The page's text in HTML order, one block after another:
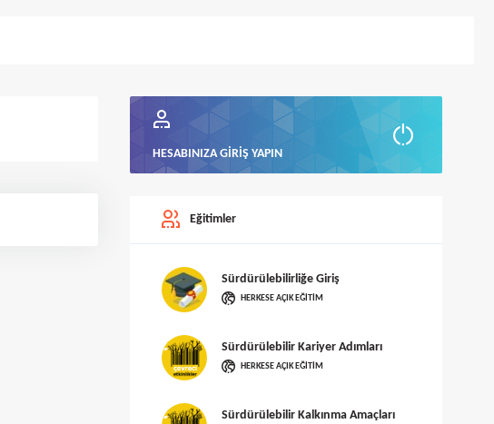
HESABINIZA GIRIŞ YAPIN
Eğitimler
Sürdürülebilirliğe Giriş
HERKESE AÇIK EĞITIM
Sürdürülebilir Kariyer Adımları
HERKESE AÇIK EĞITIM
Sürdürülebilir Kalkınma Amaçları